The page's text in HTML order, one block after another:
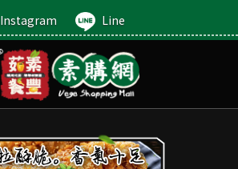
Instagram Line